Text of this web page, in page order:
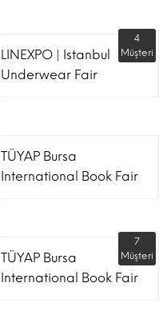
LINEXPO | Istanbul
Underwear Fair
4
Müşteri
TÜYAP Bursa
International Book Fair
TÜYAP Bursa
International Book Fair
7
Müşteri